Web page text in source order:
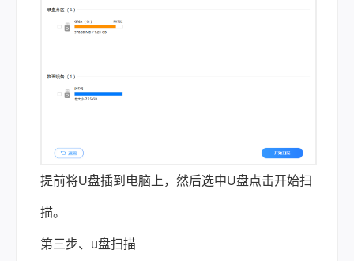
提前将U盘插到电脑上，然后选中U盘点击开始扫
描。
第三步、u盘扫描